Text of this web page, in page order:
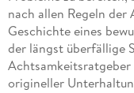
nach allen Regeln
Geschichte eines
der längst überfällige
origineller